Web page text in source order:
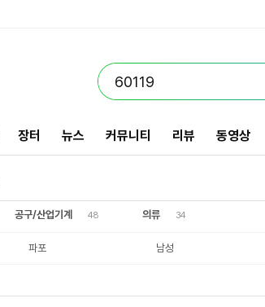
장터 뉴스 커뮤니티 리뷰 동영상
공구/산업기계 48 의류 34
파포 남성